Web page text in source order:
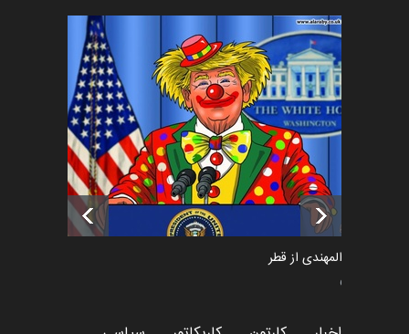
فراخوان رویداد کارگاهی کارتون و
پوستر "ایران سربل…
اخبار 6 ماه قبل
تسلیت به همکار | سهراب خیری
اخبار 6 ماه قبل
سعد المهندی از قطر
سیاسی